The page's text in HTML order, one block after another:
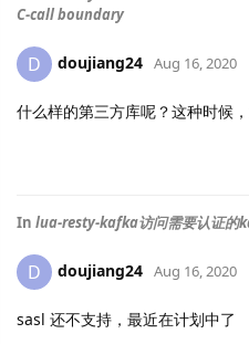
C-call boundary
D doujiang24 Aug 16, 2020
什么样的第三方库呢？这种时候
In lua-resty-kafka访问需要认证的
D doujiang24 Aug 16, 2020
sasl 还不支持，最近在计划中了